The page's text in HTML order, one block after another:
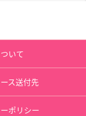
いて
ス送付先
ポリシー